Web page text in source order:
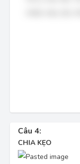
Câu 4:
CHIA KẸO